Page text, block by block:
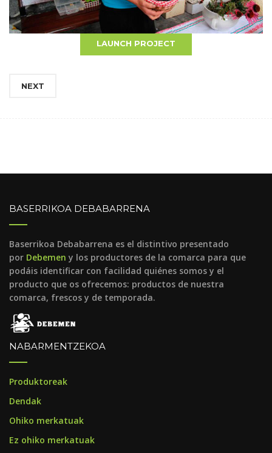
BACK
LAUNCH PROJECT
NEXT
BASERRIKOA DEBABARRENA
Baserrikoa Debabarrena es el distintivo presentado
por Debemen y los productores de la comarca para que
podáis identificar con facilidad quiénes somos y el
producto que os ofrecemos: productos de nuestra
comarca, frescos y de temporada.
NABARMENTZEKOA
Produktoreak
Dendak
Ohiko merkatuak
Ez ohiko merkatuak